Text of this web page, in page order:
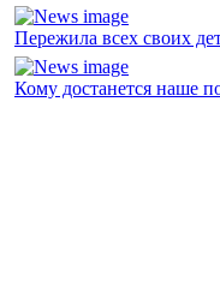
Пережила всех своих
Кому достанется наше